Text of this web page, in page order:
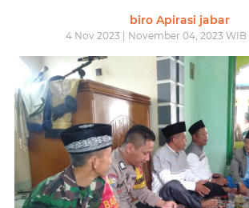
biro Apirasi jabar
4 Nov 2023 | November 04, 2023 WIB |